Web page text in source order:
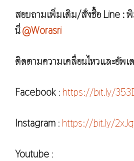
สอบถามเพิ่มเติม/สั่งซื้อ Line :
นี่@Worasri
ติดตามความเคลื่อนไหวและอัพเ
Facebook : https://bit.ly/
Instagram : https://bit.ly/
Youtube :